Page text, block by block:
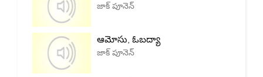
జాక్ పూనెన్
ఆమోసు, ఓబద్యా
జాక్ పూనెన్